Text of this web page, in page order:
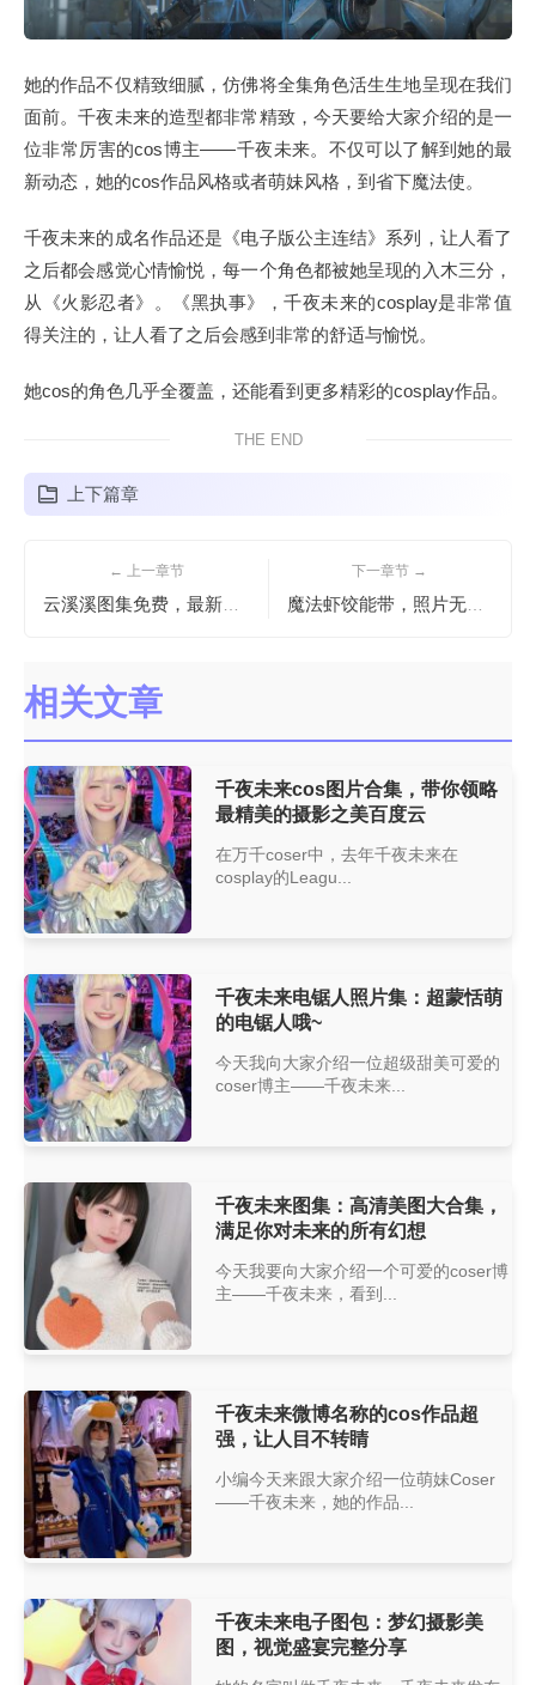
她的作品不仅精致细腻，仿佛将全集角色活生生地呈现在我们
面前。千夜未来的造型都非常精致，今天要给大家介绍的是一
位非常厉害的cos博主——千夜未来。不仅可以了解到她的最
新动态，她的cos作品风格或者萌妹风格，到省下魔法使。
千夜未来的成名作品还是《电子版公主连结》系列，让人看了
之后都会感觉心情愉悦，每一个角色都被她呈现的入木三分，
从《火影忍者》。《黑执事》，千夜未来的cosplay是非常值
得关注的，让人看了之后会感到非常的舒适与愉悦。
她cos的角色几乎全覆盖，还能看到更多精彩的cosplay作品。
THE END
上下篇章
← 上一章节
云溪溪图集免费，最新更新引爆你的视觉感受
下一章节 →
魔法虾饺能带，照片无带路
相关文章
千夜未来cos图片合集，带你领略
最精美的摄影之美百度云
在万千coser中，去年千夜未来在
cosplay的Leagu...
千夜未来电锯人照片集：超蒙恬萌
的电锯人哦~
今天我向大家介绍一位超级甜美可爱的
coser博主——千夜未来...
千夜未来图集：高清美图大合集，
满足你对未来的所有幻想
今天我要向大家介绍一个可爱的coser博
主——千夜未来，看到...
千夜未来微博名称的cos作品超
强，让人目不转睛
小编今天来跟大家介绍一位萌妹Coser
——千夜未来，她的作品...
千夜未来电子图包：梦幻摄影美
图，视觉盛宴完整分享